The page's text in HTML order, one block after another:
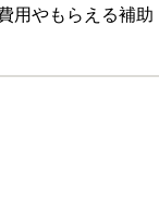
用やもらえる補助